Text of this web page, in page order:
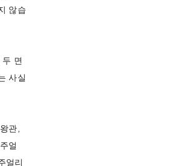
않습
면
사실
관,
얼
얼리